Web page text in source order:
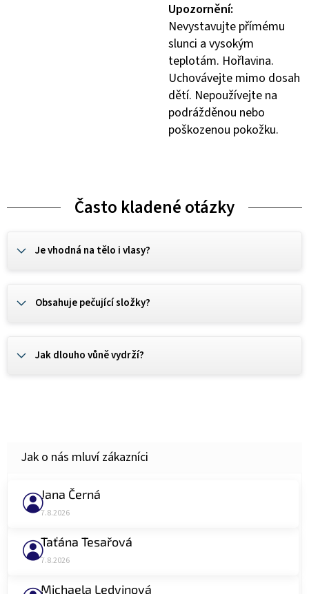
Upozornění:
Nevystavujte přímému
slunci a vysokým
teplotám. Hořlavina.
Uchovávejte mimo dosah
dětí. Nepoužívejte na
podrážděnou nebo
poškozenou pokožku.
Často kladené otázky
Je vhodná na tělo i vlasy?
Obsahuje pečující složky?
Jak dlouho vůně vydrží?
Jana Černá
Hodnocení obchodu je 5 z 5 hvězdiček.
7.8.2026
Taťána Tesařová
Hodnocení obchodu je 5 z 5 hvězdiček.
7.8.2026
Michaela Ledvinová